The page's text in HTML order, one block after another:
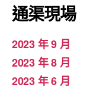
通渠現場
2023 年 9 月
2023 年 8 月
2023 年 6 月